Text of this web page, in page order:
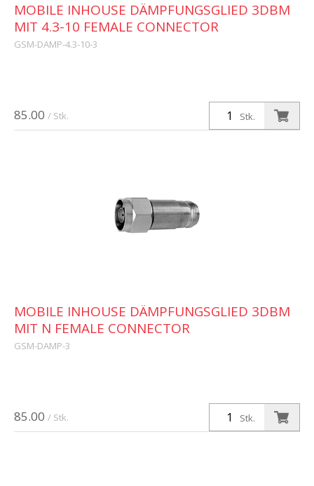
85.00 / Stk. Stk.
MOBILE INHOUSE DÄMPFUNGSGLIED 3DBM
MIT 4.3-10 FEMALE CONNECTOR
GSM-DAMP-4.3-10-3
85.00 / Stk. Stk.
MOBILE INHOUSE DÄMPFUNGSGLIED 3DBM
MIT N FEMALE CONNECTOR
GSM-DAMP-3